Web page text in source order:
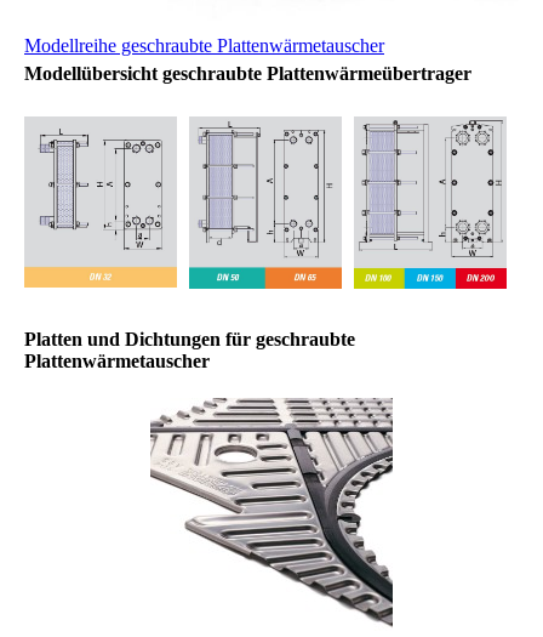
Modellreihe geschraubte Plattenwärmetauscher
Modellübersicht geschraubte Plattenwärmeübertrager
Platten und Dichtungen für geschraubte
Plattenwärmetauscher